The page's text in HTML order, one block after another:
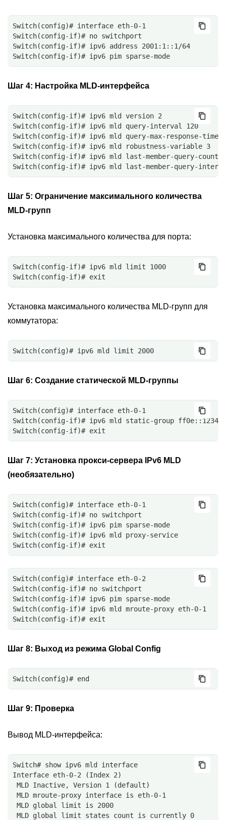
Switch(config)# interface eth-0-1
Switch(config-if)# no switchport
Switch(config-if)# ipv6 address 2001:1::1/64
Switch(config-if)# ipv6 pim sparse-mode
Шаг 4: Настройка MLD-интерфейса
Switch(config-if)# ipv6 mld version 2
Switch(config-if)# ipv6 mld query-interval 120
Switch(config-if)# ipv6 mld query-max-response-time
Switch(config-if)# ipv6 mld robustness-variable 3
Switch(config-if)# ipv6 mld last-member-query-count 3
Switch(config-if)# ipv6 mld last-member-query-
Шаг 5: Ограничение максимального количества
MLD-групп
Установка максимального количества для порта:
Switch(config-if)# ipv6 mld limit 1000
Switch(config-if)# exit
Установка максимального количества MLD-групп для
коммутатора:
Switch(config)# ipv6 mld limit 2000
Шаг 6: Создание статической MLD-группы
Switch(config)# interface eth-0-1
Switch(config-if)# ipv6 mld static-group ff0e::1234
Switch(config-if)# exit
Шаг 7: Установка прокси-сервера IPv6 MLD
(необязательно)
Switch(config)# interface eth-0-1
Switch(config-if)# no switchport
Switch(config-if)# ipv6 pim sparse-mode
Switch(config-if)# ipv6 mld proxy-service
Switch(config-if)# exit
Switch(config)# interface eth-0-2
Switch(config-if)# no switchport
Switch(config-if)# ipv6 pim sparse-mode
Switch(config-if)# ipv6 mld mroute-proxy eth-0-1
Switch(config-if)# exit
Шаг 8: Выход из режима Global Config
Switch(config)# end
Шаг 9: Проверка
Вывод MLD-интерфейса:
Switch# show ipv6 mld interface
Interface eth-0-2 (Index 2)
MLD Inactive, Version 1 (default)
MLD mroute-proxy interface is eth-0-1
MLD global limit is 2000
MLD global limit states count is currently 0